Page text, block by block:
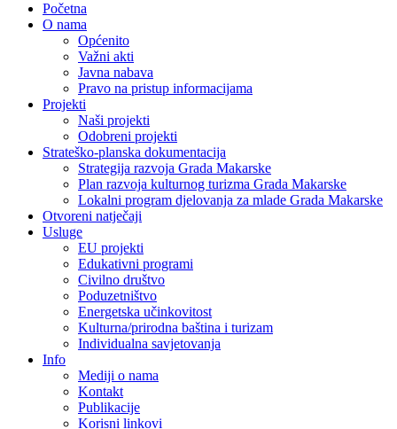
Početna
O nama
Općenito
Važni akti
Javna nabava
Pravo na pristup informacijama
Projekti
Naši projekti
Odobreni projekti
Strateško-planska dokumentacija
Strategija razvoja Grada Makarske
Plan razvoja kulturnog turizma Grada Makarske
Lokalni program djelovanja za mlade Grada Makarske
Otvoreni natječaji
Usluge
EU projekti
Edukativni programi
Civilno društvo
Poduzetništvo
Energetska učinkovitost
Kulturna/prirodna baština i turizam
Individualna savjetovanja
Info
Mediji o nama
Kontakt
Publikacije
Korisni linkovi